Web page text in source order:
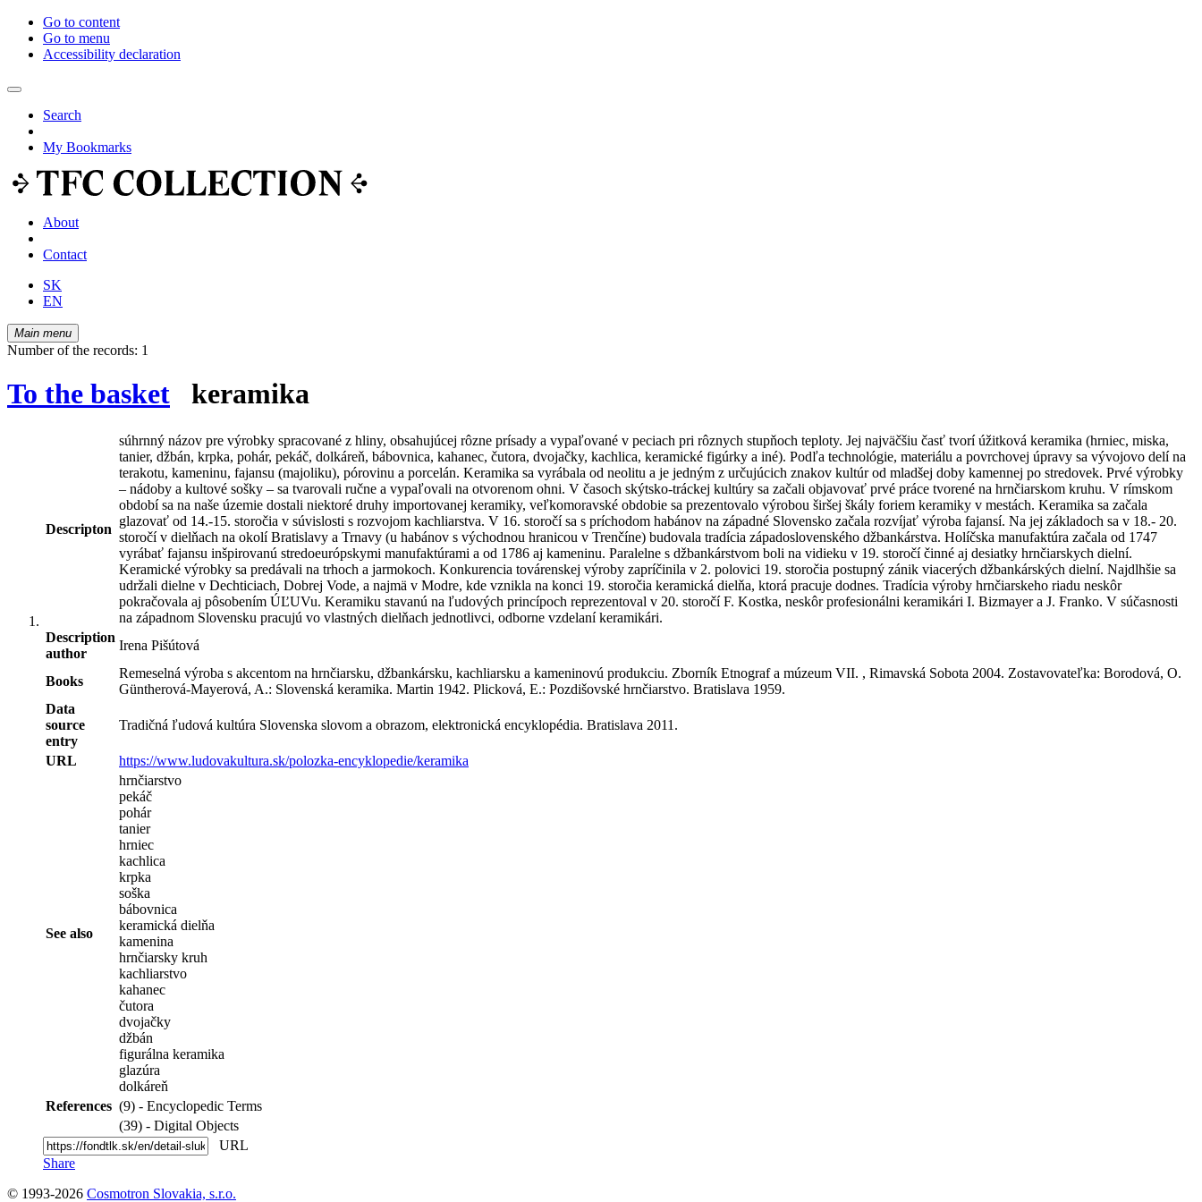
Go to content
Go to menu
Accessibility declaration
Search
My Bookmarks
About
Contact
SK
EN
Main menu
Number of the records: 1
To the basket keramika
Descripton
súhrnný názov pre výrobky spracované z hliny, obsahujúcej rôzne prísady a vypaľované v peciach pri rôznych stupňoch teploty. Jej najväčšiu časť tvorí úžitková keramika (hrniec, miska,
tanier, džbán, krpka, pohár, pekáč, dolkáreň, bábovnica, kahanec, čutora, dvojačky, kachlica, keramické figúrky a iné). Podľa technológie, materiálu a povrchovej úpravy sa vývojovo delí na
terakotu, kameninu, fajansu (majoliku), pórovinu a porcelán. Keramika sa vyrábala od neolitu a je jedným z určujúcich znakov kultúr od mladšej doby kamennej po stredovek. Prvé výrobky
– nádoby a kultové sošky – sa tvarovali ručne a vypaľovali na otvorenom ohni. V časoch skýtsko-tráckej kultúry sa začali objavovať prvé práce tvorené na hrnčiarskom kruhu. V rímskom
období sa na naše územie dostali niektoré druhy importovanej keramiky, veľkomoravské obdobie sa prezentovalo výrobou širšej škály foriem keramiky v mestách. Keramika sa začala
glazovať od 14.-15. storočia v súvislosti s rozvojom kachliarstva. V 16. storočí sa s príchodom habánov na západné Slovensko začala rozvíjať výroba fajansí. Na jej základoch sa v 18.- 20.
storočí v dielňach na okolí Bratislavy a Trnavy (u habánov s východnou hranicou v Trenčíne) budovala tradícia západoslovenského džbankárstva. Holíčska manufaktúra začala od 1747
vyrábať fajansu inšpirovanú stredoeurópskymi manufaktúrami a od 1786 aj kameninu. Paralelne s džbankárstvom boli na vidieku v 19. storočí činné aj desiatky hrnčiarskych dielní.
Keramické výrobky sa predávali na trhoch a jarmokoch. Konkurencia továrenskej výroby zapríčinila v 2. polovici 19. storočia postupný zánik viacerých džbankárských dielní. Najdlhšie sa
udržali dielne v Dechticiach, Dobrej Vode, a najmä v Modre, kde vznikla na konci 19. storočia keramická dielňa, ktorá pracuje dodnes. Tradícia výroby hrnčiarskeho riadu neskôr
pokračovala aj pôsobením ÚĽUVu. Keramiku stavanú na ľudových princípoch reprezentoval v 20. storočí F. Kostka, neskôr profesionálni keramikári I. Bizmayer a J. Franko. V súčasnosti
na západnom Slovensku pracujú vo vlastných dielňach jednotlivci, odborne vzdelaní keramikári.
Description
author
Irena Pišútová
Books
Remeselná výroba s akcentom na hrnčiarsku, džbankársku, kachliarsku a kameninovú produkciu. Zborník Etnograf a múzeum VII. , Rimavská Sobota 2004. Zostavovateľka: Borodová, O.
Güntherová-Mayerová, A.: Slovenská keramika. Martin 1942. Plicková, E.: Pozdišovské hrnčiarstvo. Bratislava 1959.
Data
source
entry
Tradičná ľudová kultúra Slovenska slovom a obrazom, elektronická encyklopédia. Bratislava 2011.
URL https://www.ludovakultura.sk/polozka-encyklopedie/keramika
See also
hrnčiarstvo
pekáč
pohár
tanier
hrniec
kachlica
krpka
soška
bábovnica
keramická dielňa
kamenina
hrnčiarsky kruh
kachliarstvo
kahanec
čutora
dvojačky
džbán
figurálna keramika
glazúra
dolkáreň
References (9) - Encyclopedic Terms
(39) - Digital Objects
URL
Share
© 1993-2026 Cosmotron Slovakia, s.r.o.